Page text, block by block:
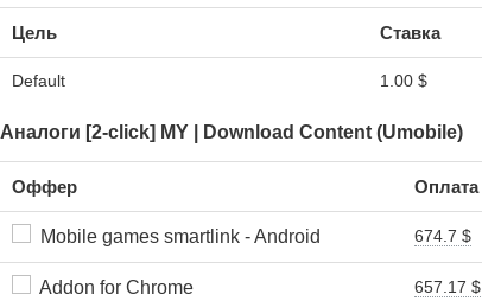
Цель Ставка
Default 1.00 $
Аналоги [2-click] MY | Download Content (Umobile)
Оффер Оплата
Mobile games smartlink - Android 674.7 $
Addon for Chrome 657.17 $